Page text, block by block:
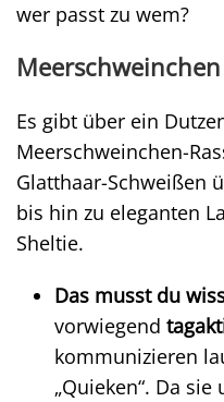
wer passt zu wem?
Meerschweinchen
Es gibt über ein
Meerschweinchen-
Glatthaar-Schweißen
bis hin zu eleganten
Sheltie.
Das musst du
vorwiegend
kommunizieren
„Quieken“. Da